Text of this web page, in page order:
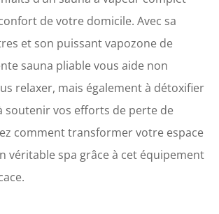
de votre domicile. Avec sa
et son puissant vapozone de
sauna pliable vous aide non
relaxer, mais également à détoxifier
soutenir vos efforts de perte de
comment transformer votre espace
véritable spa grâce à cet équipement